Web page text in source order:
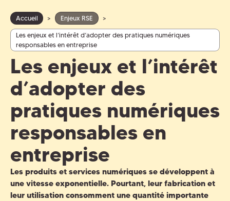
Accueil > Enjeux RSE >
Les enjeux et l’intérêt d’adopter des pratiques numériques
responsables en entreprise
Les enjeux et l’intérêt
d’adopter des
pratiques numériques
responsables en
entreprise
Les produits et services numériques se développent à
une vitesse exponentielle. Pourtant, leur fabrication et
leur utilisation consomment une quantité importante